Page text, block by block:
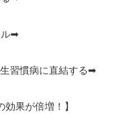
➡︎
習慣病に直結する➡︎
果が倍増！】